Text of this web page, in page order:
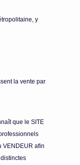
y
la vente par
que le SITE
VENDEUR afin